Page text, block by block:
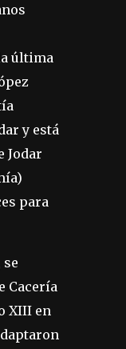
última
y está
Jodar
para
se
Cacería
XIII en